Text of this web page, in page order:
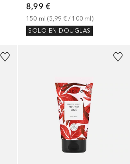
8,99 €
150 ml (5,99 € / 100 ml)
SOLO EN DOUGLAS